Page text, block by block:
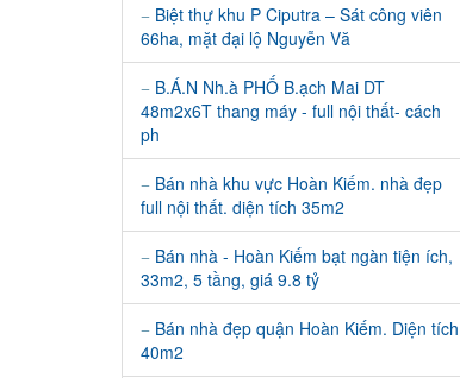
Biệt thự khu P Ciputra – Sát công viên
66ha, mặt đại lộ Nguyễn Vă
B.Á.N Nh.à PHỐ B.ạch Mai DT
48m2x6T thang máy - full nội thất- cách
ph
Bán nhà khu vực Hoàn Kiếm. nhà đẹp
full nội thất. diện tích 35m2
Bán nhà - Hoàn Kiếm bạt ngàn tiện ích,
33m2, 5 tầng, giá 9.8 tỷ
Bán nhà đẹp quận Hoàn Kiếm. Diện tích
40m2